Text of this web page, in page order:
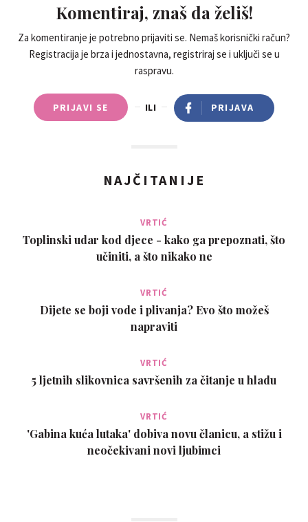
Komentiraj, znaš da želiš!
Za komentiranje je potrebno prijaviti se. Nemaš korisnički račun?
Registracija je brza i jednostavna, registriraj se i uključi se u
raspravu.
PRIJAVI SE ILI PRIJAVA
NAJČITANIJE
VRTIĆ
Toplinski udar kod djece - kako ga prepoznati, što
učiniti, a što nikako ne
VRTIĆ
Dijete se boji vode i plivanja? Evo što možeš
napraviti
VRTIĆ
5 ljetnih slikovnica savršenih za čitanje u hladu
VRTIĆ
'Gabina kuća lutaka' dobiva novu članicu, a stižu i
neočekivani novi ljubimci